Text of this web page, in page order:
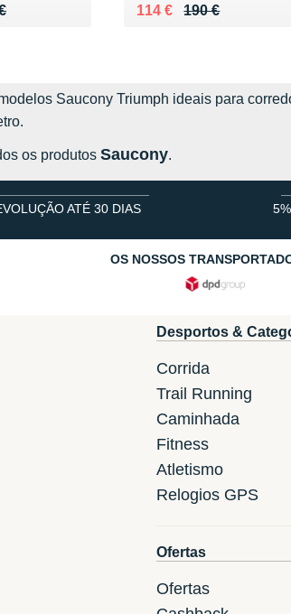
€ 190 €
Au lieu de 190 €
114 €
Vendu 114 €
Saucony Triumph ideais para
os produtos Saucony.
ATÉ 30 DIAS
OS NOSSOS
Desportos &
Corrida
Trail Running
Caminhada
Fitness
Atletismo
Relogios GPS
Ofertas
Ofertas